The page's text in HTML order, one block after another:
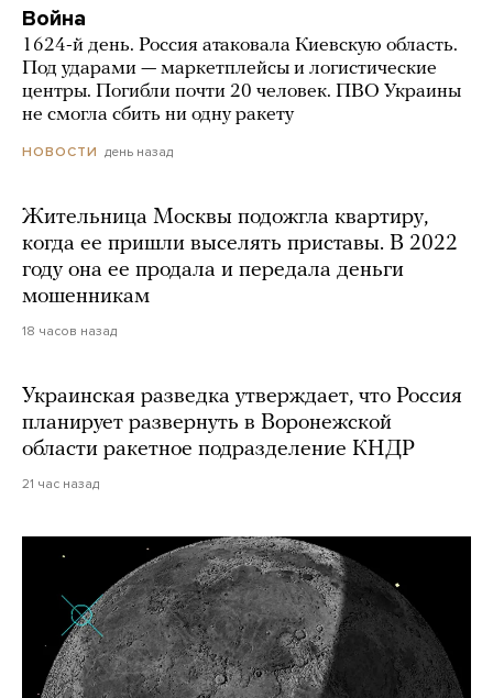
Война
1624-й день. Россия атаковала Киевскую область.
Под ударами — маркетплейсы и логистические
центры. Погибли почти 20 человек. ПВО Украины
не смогла сбить ни одну ракету
НОВОСТИ день назад
Жительница Москвы подожгла квартиру,
когда ее пришли выселять приставы. В 2022
году она ее продала и передала деньги
мошенникам
18 часов назад
Украинская разведка утверждает, что Россия
планирует развернуть в Воронежской
области ракетное подразделение КНДР
21 час назад